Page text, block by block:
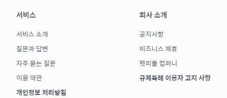
서비스
서비스 소개
질문과 답변
자주 묻는 질문
이용 약관
개인정보 처리방침
회사 소개
공지사항
비즈니스 제휴
펫피플 컴퍼니
규제특례 이용자 고지 사항